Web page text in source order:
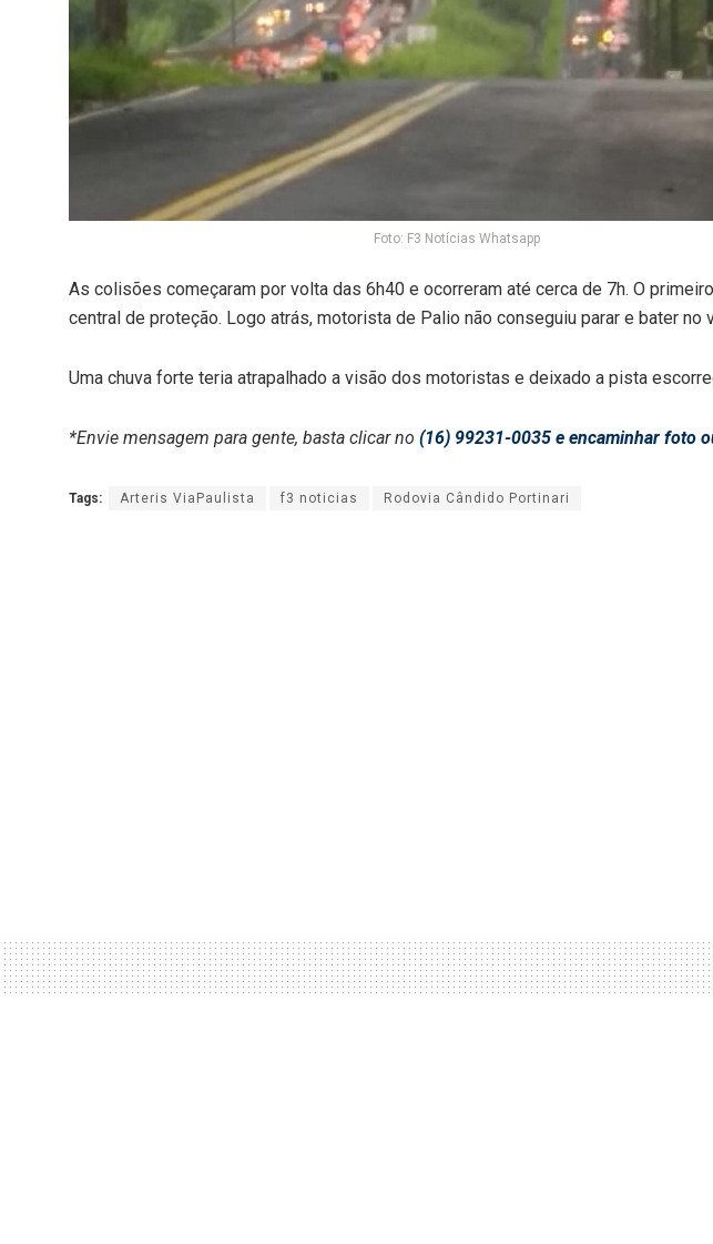
Foto: F3 Notícias Whatsapp
As colisões começaram por volta das 6h40 e ocorreram até cerca de 7h. O
central de proteção. Logo atrás, motorista de Palio não conseguiu parar e bater
Uma chuva forte teria atrapalhado a visão dos motoristas e deixado a pista
*Envie mensagem para gente, basta clicar no (16) 99231-0035 e encaminhar foto
Tags: Arteris ViaPaulista f3 noticias Rodovia Cândido Portinari